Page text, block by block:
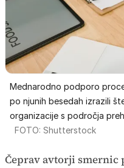
Mednarodno podporo
po njunih besedah izrazili
organizacije s področja
FOTO: Shutterstock
Čeprav avtorji smernic